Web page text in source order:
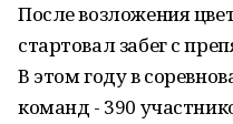
После возложения
стартовал забег с
В этом году в
команд - 390